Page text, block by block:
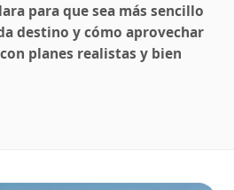
para que sea más sencillo
destino y cómo aprovechar
planes realistas y bien